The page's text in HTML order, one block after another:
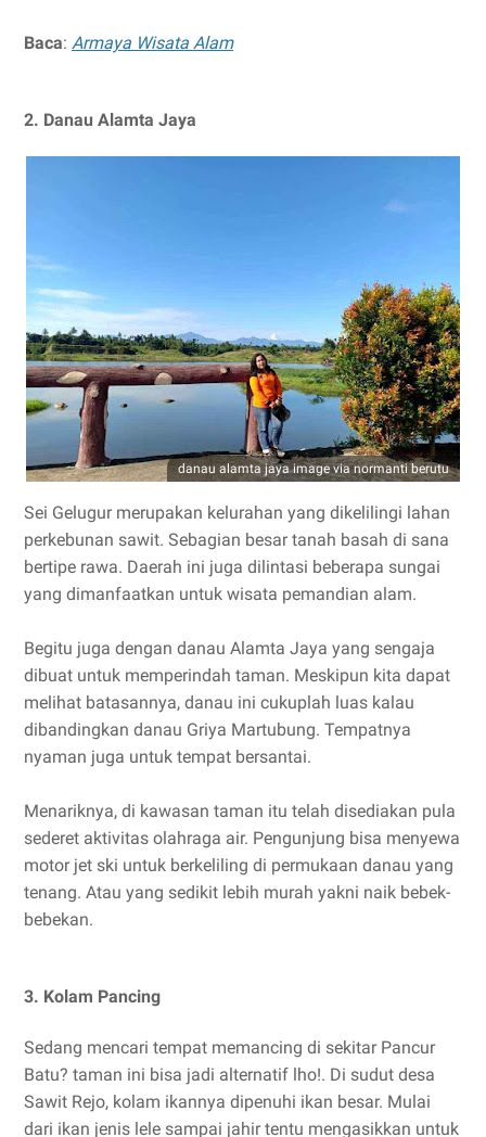
Baca: Armaya Wisata Alam
2. Danau Alamta Jaya
danau alamta jaya image via normanti berutu
Sei Gelugur merupakan kelurahan yang dikelilingi lahan
perkebunan sawit. Sebagian besar tanah basah di sana
bertipe rawa. Daerah ini juga dilintasi beberapa sungai
yang dimanfaatkan untuk wisata pemandian alam.
Begitu juga dengan danau Alamta Jaya yang sengaja
dibuat untuk memperindah taman. Meskipun kita dapat
melihat batasannya, danau ini cukuplah luas kalau
dibandingkan danau Griya Martubung. Tempatnya
nyaman juga untuk tempat bersantai.
Menariknya, di kawasan taman itu telah disediakan pula
sederet aktivitas olahraga air. Pengunjung bisa menyewa
motor jet ski untuk berkeliling di permukaan danau yang
tenang. Atau yang sedikit lebih murah yakni naik bebek-
bebekan.
3. Kolam Pancing
Sedang mencari tempat memancing di sekitar Pancur
Batu? taman ini bisa jadi alternatif lho!. Di sudut desa
Sawit Rejo, kolam ikannya dipenuhi ikan besar. Mulai
dari ikan jenis lele sampai jahir tentu mengasikkan untuk